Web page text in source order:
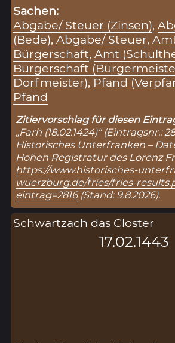
Sachen:
Abgabe/ Steuer (Zinsen),
(Bede),Abgabe/ Steuer,
Bürgerschaft,Amt
Bürgerschaft
Dorfmeister), Pfand
Pfand
Zitiervorschlag für diesen
„Farh (18.02.1424)“ (Eintragsnr.:
Historisches Unterfranken –
Hohen Registratur des Lorenz
https://www.historisches-
wuerzburg.de/fries/fries-
eintrag=2816(Stand: 9.8.2026).
Schwartzach das Closter
17.02.1443